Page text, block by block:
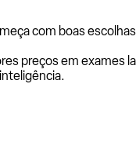
com boas
preços em exames